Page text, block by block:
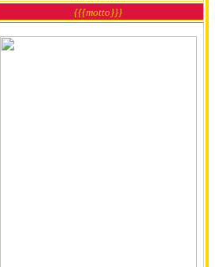
{{{motto}}}